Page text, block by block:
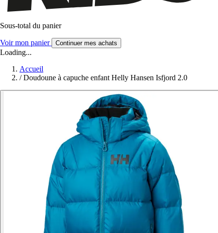
Sous-total du panier
Voir mon panier Continuer mes achats
Loading...
Accueil
/ Doudoune à capuche enfant Helly Hansen Isfjord 2.0